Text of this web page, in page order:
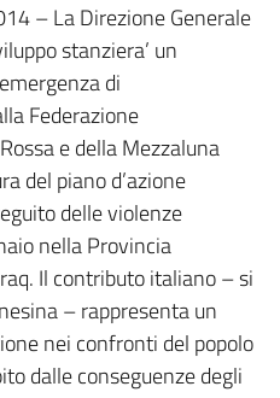
– La Direzione Generale
stanziera’ un
di
Federazione
e della Mezzaluna
del piano d’azione
delle violenze
nella Provincia
Il contributo italiano – si
– rappresenta un
nei confronti del popolo
dalle conseguenze degli